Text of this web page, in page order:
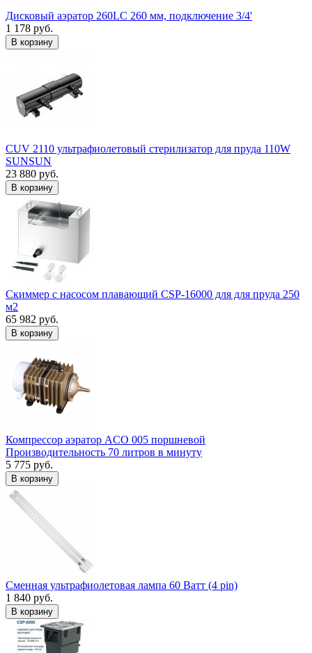
Дисковый аэратор 260LC 260 мм, подключение 3/4'
1 178 руб.
В корзину
CUV 2110 ультрафиолетовый стерилизатор для пруда 110W
SUNSUN
23 880 руб.
В корзину
Скиммер с насосом плавающий CSP-16000 для для пруда 250
м2
65 982 руб.
В корзину
Компрессор аэратор ACO 005 поршневой
Производительность 70 литров в минуту
5 775 руб.
В корзину
Сменная ультрафиолетовая лампа 60 Ватт (4 pin)
1 840 руб.
В корзину